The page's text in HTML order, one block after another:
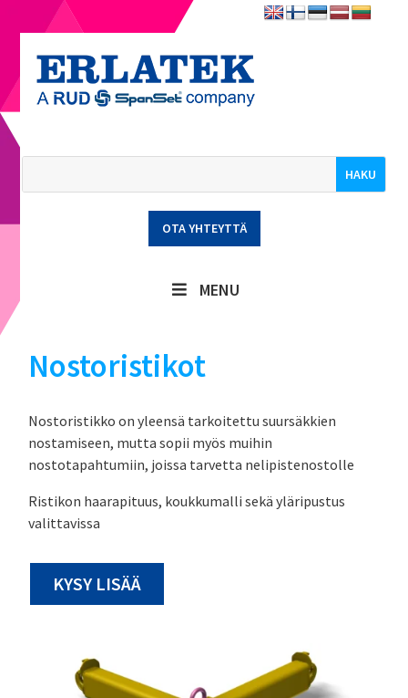
OTA YHTEYTTÄ
MENU
Nostoristikot
Nostoristikko on yleensä tarkoitettu suursäkkien
nostamiseen, mutta sopii myös muihin
nostotapahtumiin, joissa tarvetta nelipistenostolle
Ristikon haarapituus, koukkumalli sekä yläripustus
valittavissa
KYSY LISÄÄ